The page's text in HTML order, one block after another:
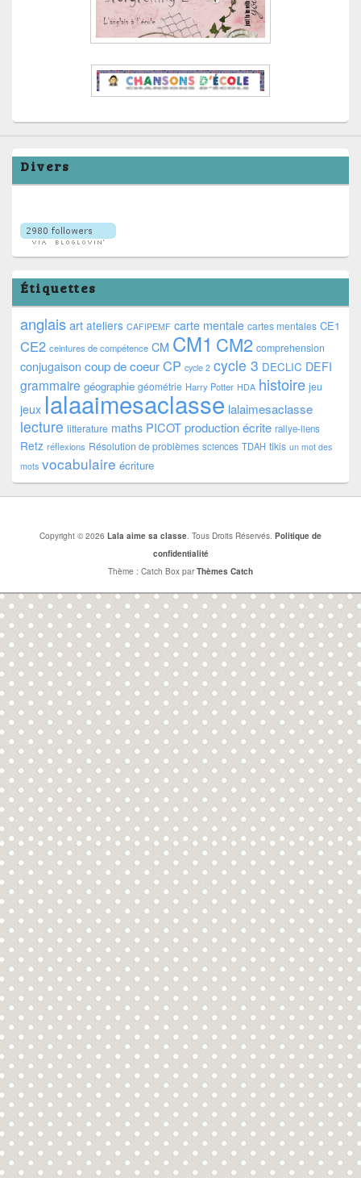
Divers
Étiquettes
anglaisart ateliers CAFIPEMF carte mentale cartes mentales CE1
CE2 ceintures de compétence CM CM1 CM2 comprehension
conjugaison coup de coeurCP cycle 2 cycle 3 DECLIC DEFI
grammaire géographie géométrie Harry Potter HDA histoire jeu
jeux lalaaimesaclasse lalaimesaclasse
lecture litterature maths PICOTproduction écrite rallye-liens
Retz réflexions Résolution de problèmes sciences TDAH tikis un mot des
mots vocabulaire écriture
Copyright © 2026 Lala aime sa classe. Tous Droits Réservés. Politique de
confidentialité
Thème : Catch Box parThèmes Catch